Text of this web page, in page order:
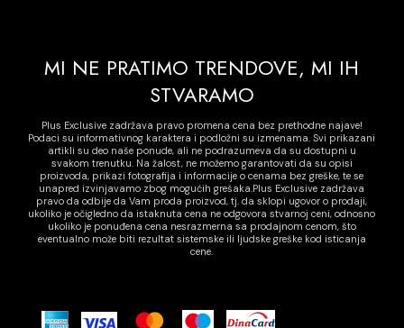
MI NE PRATIMO TRENDOVE, MI IH
STVARAMO
Plus Exclusive zadržava pravo promena cena bez prethodne najave!
Podaci su informativnog karaktera i podložni su izmenama. Svi prikazani
artikli su deo naše ponude, ali ne podrazumeva da su dostupni u
svakom trenutku. Na žalost, ne možemo garantovati da su opisi
proizvoda, prikazi fotografija i informacije o cenama bez greške, te se
unapred izvinjavamo zbog mogućih grešaka.Plus Exclusive zadržava
pravo da odbije da Vam proda proizvod, tj. da sklopi ugovor o prodaji,
ukoliko je očigledno da istaknuta cena ne odgovora stvarnoj ceni, odnosno
ukoliko je ponuđena cena nesrazmerna sa prodajnom cenom, što
eventualno može biti rezultat sistemske ili ljudske greške kod isticanja
cene.